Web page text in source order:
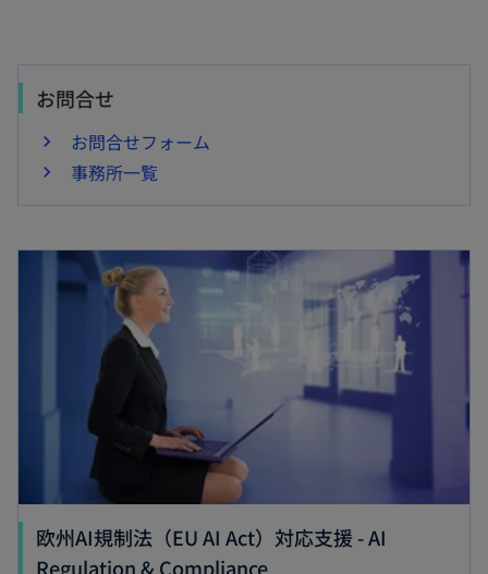
お問合せ
お問合せフォーム
事務所一覧
欧州AI規制法（EU AI Act）対応支援 - AI
Regulation & Compliance新
新しいタブで開く